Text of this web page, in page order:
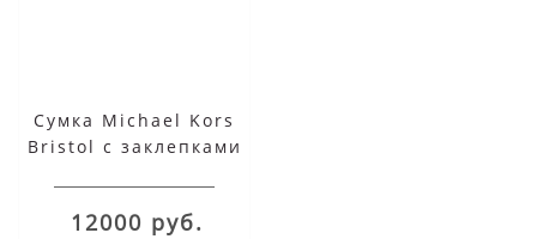
Сумка Michael Kors
Bristol с заклепками
12000 руб.